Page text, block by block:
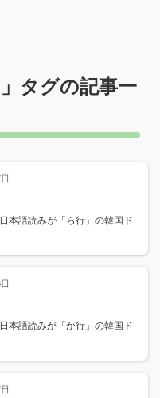
」タグの記事一
本語読みが「ら行」の韓国ド
本語読みが「か行」の韓国ド